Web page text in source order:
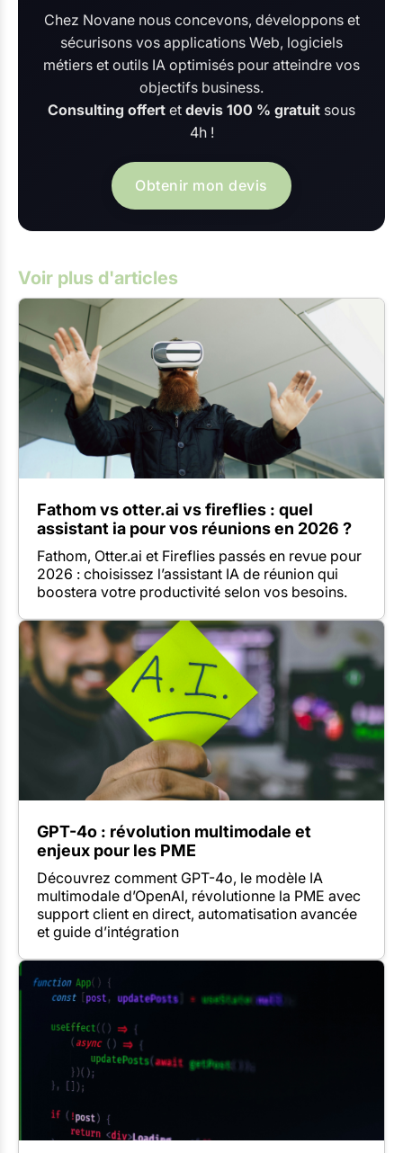
Chez Novane nous concevons, développons et
sécurisons vos applications Web, logiciels
métiers et outils IA optimisés pour atteindre vos
objectifs business.
Consulting offert et devis 100 % gratuit sous
4h !
Obtenir mon devis
Voir plus d'articles
Fathom vs otter.ai vs fireflies : quel
assistant ia pour vos réunions en 2026 ?
Fathom, Otter.ai et Fireflies passés en revue pour
2026 : choisissez l’assistant IA de réunion qui
boostera votre productivité selon vos besoins.
GPT-4o : révolution multimodale et
enjeux pour les PME
Découvrez comment GPT-4o, le modèle IA
multimodale d’OpenAI, révolutionne la PME avec
support client en direct, automatisation avancée
et guide d’intégration